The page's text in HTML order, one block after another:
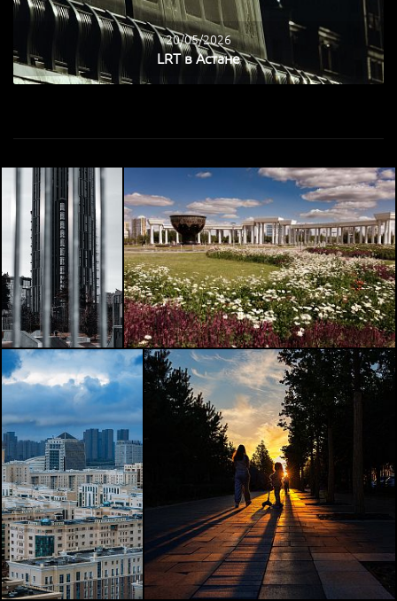
20/05/2026
LRT в Астане